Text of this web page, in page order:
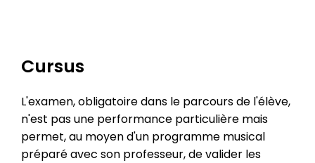
Cursus
L'examen, obligatoire dans le parcours de l'élève,
n'est pas une performance particulière mais
permet, au moyen d'un programme musical
préparé avec son professeur, de valider les